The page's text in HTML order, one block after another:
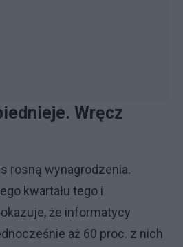
Wręcz
rosną wynagrodzenia.
kwartału tego i
że informatycy
aż 60 proc. z nich